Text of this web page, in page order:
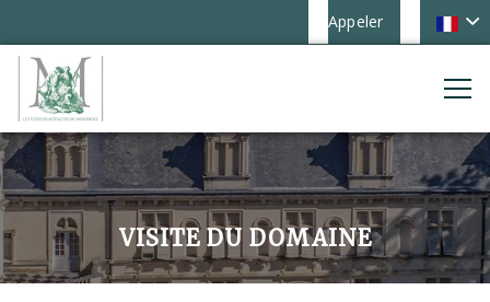
Appeler
VISITE DU DOMAINE